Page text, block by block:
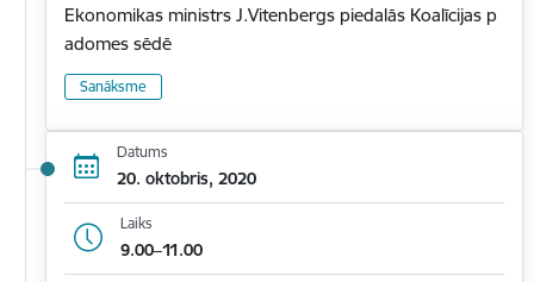
Ekonomikas ministrs J.Vitenbergs piedalās Koalīcijas p
adomes sēdē
Sanāksme
Datums
20. oktobris, 2020
Laiks
9.00–11.00